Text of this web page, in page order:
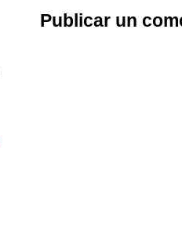
Publicar un